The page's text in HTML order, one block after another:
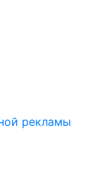
рекламы